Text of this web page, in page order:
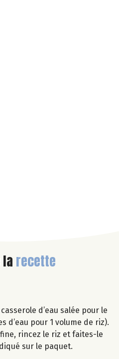
recette
d’eau salée pour le
d’eau pour 1 volume de riz).
fine, rincez le riz et faites-le
sur le paquet.